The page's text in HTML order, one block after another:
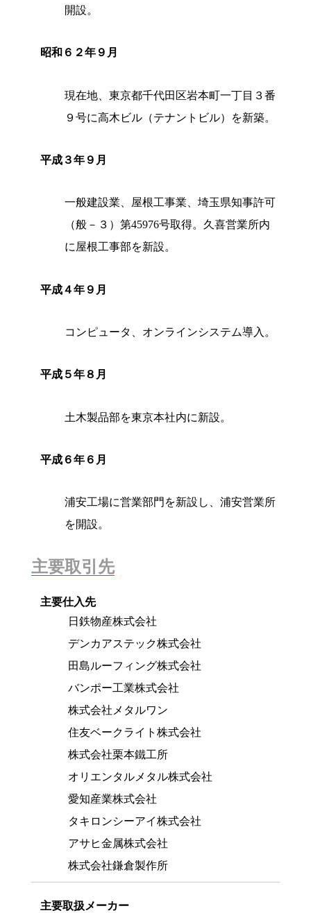
開設。
昭和６２年９月
現在地、東京都千代田区岩本町一丁目３番
９号に高木ビル（テナントビル）を新築。
平成３年９月
一般建設業、屋根工事業、埼玉県知事許可
（般－３）第45976号取得。久喜営業所内
に屋根工事部を新設。
平成４年９月
コンピュータ、オンラインシステム導入。
平成５年８月
土木製品部を東京本社内に新設。
平成６年６月
浦安工場に営業部門を新設し、浦安営業所
を開設。
主要取引先
主要仕入先
日鉄物産株式会社
デンカアステック株式会社
田島ルーフィング株式会社
バンポー工業株式会社
株式会社メタルワン
住友ベークライト株式会社
株式会社栗本鐵工所
オリエンタルメタル株式会社
愛知産業株式会社
タキロンシーアイ株式会社
アサヒ金属株式会社
株式会社鎌倉製作所
主要取扱メーカー